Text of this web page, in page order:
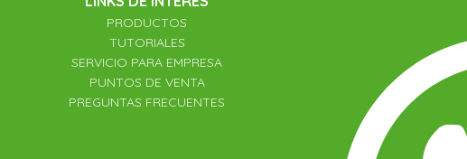
PRODUCTOS
TUTORIALES
SERVICIO PARA EMPRESA
PUNTOS DE VENTA
PREGUNTAS FRECUENTES